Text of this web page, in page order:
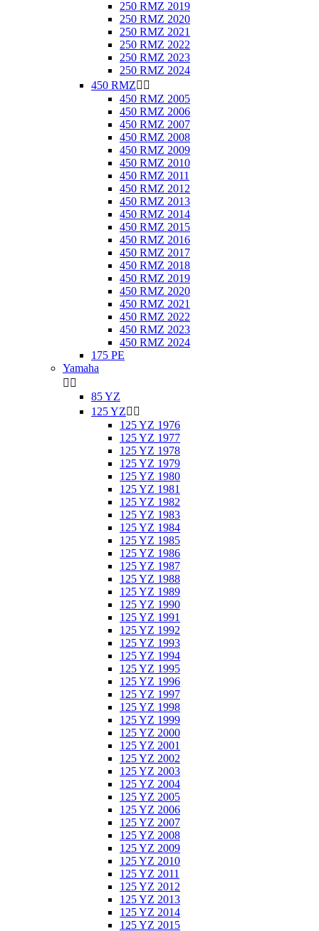
250 RMZ 2019
250 RMZ 2020
250 RMZ 2021
250 RMZ 2022
250 RMZ 2023
250 RMZ 2024
450 RMZ 
450 RMZ 2005
450 RMZ 2006
450 RMZ 2007
450 RMZ 2008
450 RMZ 2009
450 RMZ 2010
450 RMZ 2011
450 RMZ 2012
450 RMZ 2013
450 RMZ 2014
450 RMZ 2015
450 RMZ 2016
450 RMZ 2017
450 RMZ 2018
450 RMZ 2019
450 RMZ 2020
450 RMZ 2021
450 RMZ 2022
450 RMZ 2023
450 RMZ 2024
175 PE
Yamaha
 
85 YZ
125 YZ 
125 YZ 1976
125 YZ 1977
125 YZ 1978
125 YZ 1979
125 YZ 1980
125 YZ 1981
125 YZ 1982
125 YZ 1983
125 YZ 1984
125 YZ 1985
125 YZ 1986
125 YZ 1987
125 YZ 1988
125 YZ 1989
125 YZ 1990
125 YZ 1991
125 YZ 1992
125 YZ 1993
125 YZ 1994
125 YZ 1995
125 YZ 1996
125 YZ 1997
125 YZ 1998
125 YZ 1999
125 YZ 2000
125 YZ 2001
125 YZ 2002
125 YZ 2003
125 YZ 2004
125 YZ 2005
125 YZ 2006
125 YZ 2007
125 YZ 2008
125 YZ 2009
125 YZ 2010
125 YZ 2011
125 YZ 2012
125 YZ 2013
125 YZ 2014
125 YZ 2015